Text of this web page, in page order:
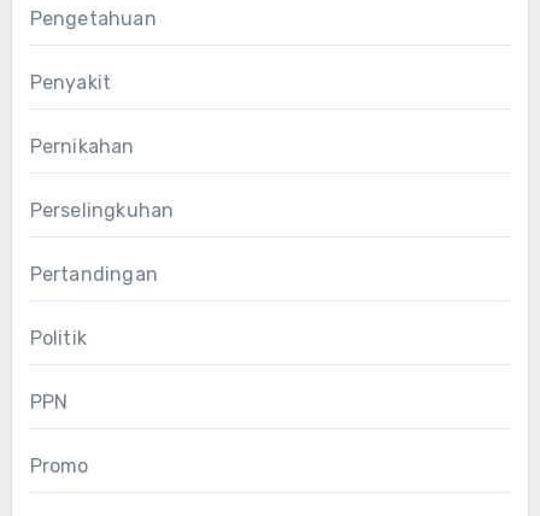
Pengetahuan
Penyakit
Pernikahan
Perselingkuhan
Pertandingan
Politik
PPN
Promo